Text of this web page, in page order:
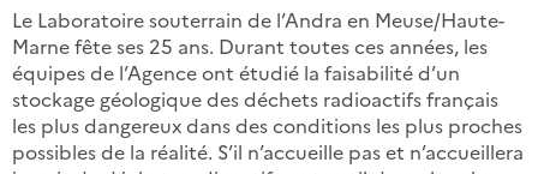
Le Laboratoire souterrain de l’Andra en Meuse/Haute-
Marne fête ses 25 ans. Durant toutes ces années, les
équipes de l’Agence ont étudié la faisabilité d’un
stockage géologique des déchets radioactifs français
les plus dangereux dans des conditions les plus proches
possibles de la réalité. S’il n’accueille pas et n’accueillera